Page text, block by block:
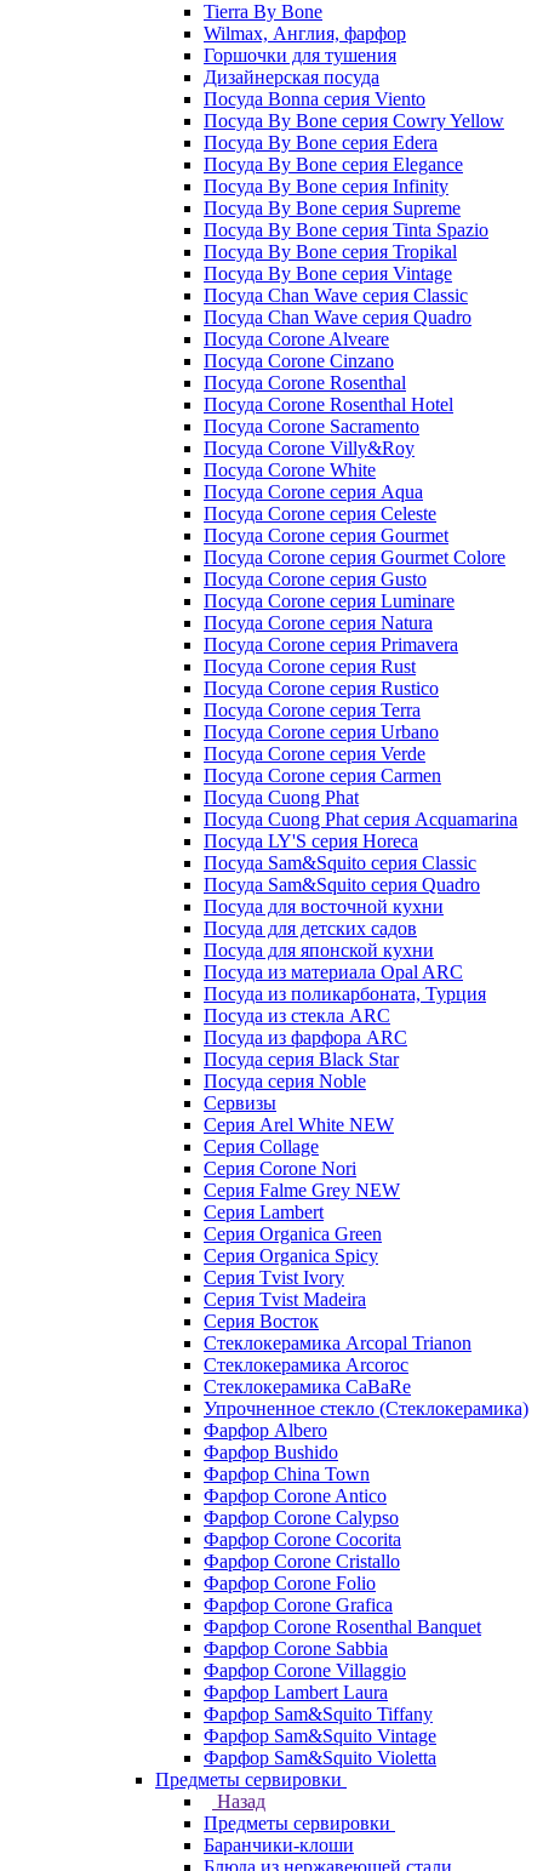
Tierra By Bone
Wilmax, Англия, фарфор
Горшочки для тушения
Дизайнерская посуда
Посуда Bonna серия Viento
Посуда By Bone серия Cowry Yellow
Посуда By Bone серия Edera
Посуда By Bone серия Elegance
Посуда By Bone серия Infinity
Посуда By Bone серия Supreme
Посуда By Bone серия Tinta Spazio
Посуда By Bone серия Tropikal
Посуда By Bone серия Vintage
Посуда Chan Wave серия Classic
Посуда Chan Wave серия Quadro
Посуда Corone Alveare
Посуда Corone Cinzano
Посуда Corone Rosenthal
Посуда Corone Rosenthal Hotel
Посуда Corone Sacramento
Посуда Corone Villy&Roy
Посуда Corone White
Посуда Corone серия Aqua
Посуда Corone серия Celeste
Посуда Corone серия Gourmet
Посуда Corone серия Gourmet Colore
Посуда Corone серия Gusto
Посуда Corone серия Luminare
Посуда Corone серия Natura
Посуда Corone серия Primavera
Посуда Corone серия Rust
Посуда Corone серия Rustico
Посуда Corone серия Terra
Посуда Corone серия Urbano
Посуда Corone серия Verde
Посуда Corone серия Сarmen
Посуда Cuong Phat
Посуда Cuong Phat серия Acquamarina
Посуда LY'S серия Horeca
Посуда Sam&Squito серия Classic
Посуда Sam&Squito серия Quadro
Посуда для восточной кухни
Посуда для детских садов
Посуда для японской кухни
Посуда из материала Opal ARC
Посуда из поликарбоната, Турция
Посуда из стекла ARC
Посуда из фарфора ARC
Посуда серия Black Star
Посуда серия Noble
Сервизы
Серия Arel White NEW
Серия Collage
Серия Corone Nori
Серия Falme Grey NEW
Серия Lambert
Серия Organica Green
Серия Organica Spicy
Серия Tvist Ivory
Серия Tvist Madeira
Серия Восток
Стеклокерамика Arcopal Trianon
Стеклокерамика Arcoroc
Стеклокерамика CaBaRe
Упрочненное стекло (Стеклокерамика)
Фарфор Albero
Фарфор Bushido
Фарфор China Town
Фарфор Corone Antico
Фарфор Corone Calypso
Фарфор Corone Cocorita
Фарфор Corone Cristallo
Фарфор Corone Folio
Фарфор Corone Grafica
Фарфор Corone Rosenthal Banquet
Фарфор Corone Sabbia
Фарфор Corone Villaggio
Фарфор Lambert Laura
Фарфор Sam&Squito Tiffany
Фарфор Sam&Squito Vintage
Фарфор Sam&Squito Violetta
Предметы сервировки
Назад
Предметы сервировки
Баранчики-клоши
Блюда из нержавеющей стали